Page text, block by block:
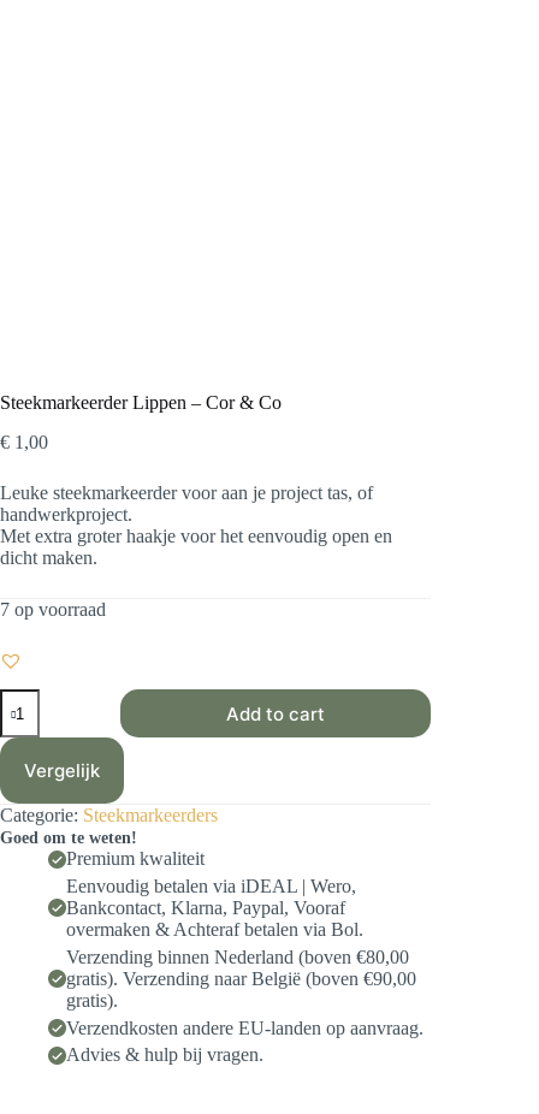
Steekmarkeerder Lippen – Cor & Co
€ 1,00
Leuke steekmarkeerder voor aan je project tas, of
handwerkproject.
Met extra groter haakje voor het eenvoudig open en
dicht maken.
7 op voorraad
Steekmarkeerder
Lippen
-
Cor
Co
aantal
Add to cart
Vergelijk
Categorie: Steekmarkeerders
Goed om te weten!
Premium kwaliteit
Eenvoudig betalen via iDEAL | Wero,
Bankcontact, Klarna, Paypal, Vooraf
overmaken & Achteraf betalen via Bol.
Verzending binnen Nederland (boven €80,00
gratis). Verzending naar België (boven €90,00
gratis).
Verzendkosten andere EU-landen op aanvraag.
Advies & hulp bij vragen.